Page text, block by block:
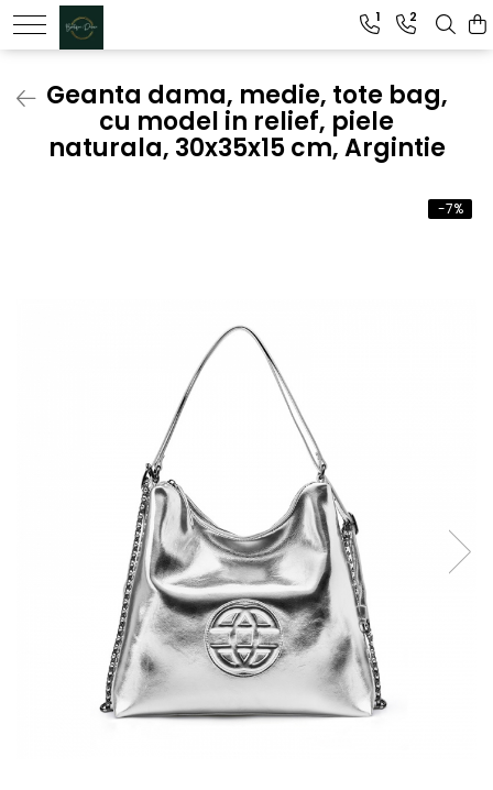
Clutch dama
Genti Piele Naturala
1 2
Geanta dama, medie, tote bag,
cu model in relief, piele
naturala, 30x35x15 cm, Argintie
-7%